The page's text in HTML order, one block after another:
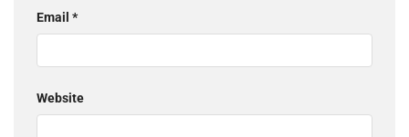
Email *
Website